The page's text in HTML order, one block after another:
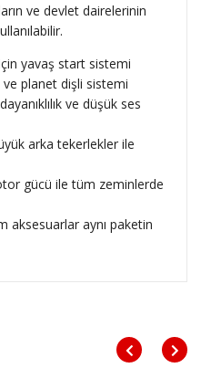
ve devlet dairelerinin
yavaş start sistemi
planet dişli sistemi
ve düşük ses
arka tekerlekler ile
gücü ile tüm zeminlerde
aksesuarlar aynı paketin